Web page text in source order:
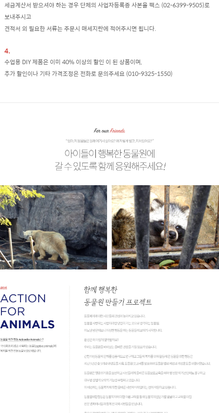
세금계산서 받으셔야 하는 경우 단체의 사업자등록증 사본을 팩스 (02-6399-9505)로
보내주시고
견적서 외 필요한 서류는 주문시 매세지란에 적어주시면 됩니다.
4.
수업용 DIY 제품은 이미 40% 이상의 할인 이 된 상품이며,
추가 할인이나 기타 가격조정은 전화로 문의주세요 (010-9325-1550)